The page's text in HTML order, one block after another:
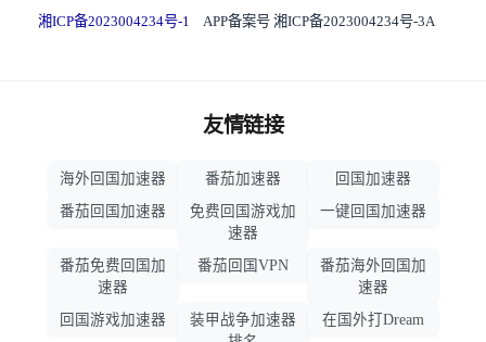
湘ICP备2023004234号-1 APP备案号 湘ICP备2023004234号-3A
友情链接
海外回国加速器 番茄加速器
回国加速器
番茄回国加速器
免费回国游戏加
速器
一键回国加速器
番茄免费回国加
速器
番茄回国VPN
番茄海外回国加
速器
回国游戏加速器
装甲战争加速器
在国外打Dream